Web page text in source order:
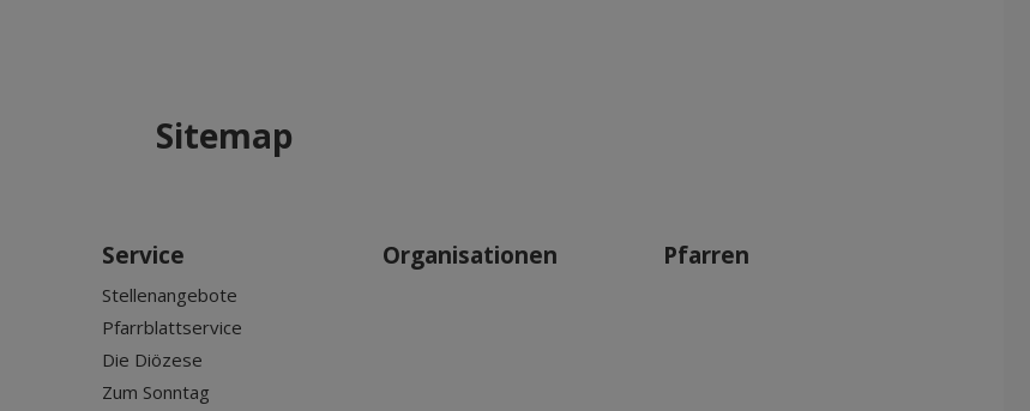
Sitemap
Service
Stellenangebote
Pfarrblattservice
Die Diözese
Zum Sonntag
Organisationen Pfarren